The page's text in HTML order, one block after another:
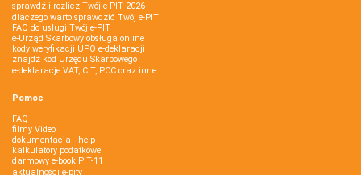
sprawdź i rozlicz Twój e PIT 2026
dlaczego warto sprawdzić Twój e-PIT
FAQ do usługi Twój e-PIT
e-Urząd Skarbowy obsługa online
kody weryfikacji UPO e-deklaracji
znajdź kod Urzędu Skarbowego
e-deklaracje VAT, CIT, PCC oraz inne
Pomoc
FAQ
filmy Video
dokumentacja - help
kalkulatory podatkowe
darmowy e-book PIT-11
aktualności e-pity